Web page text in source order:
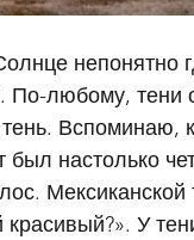
непонятно
любому, тени
Вспоминаю,
настолько
красивый?». У